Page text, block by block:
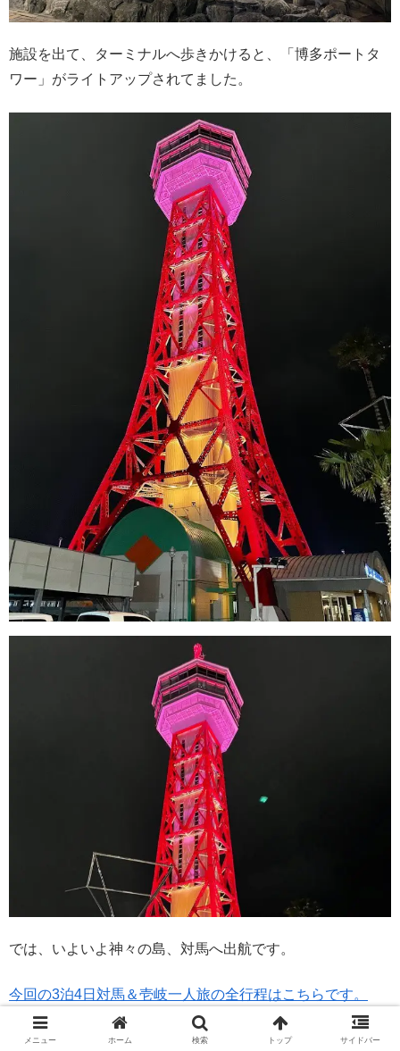
施設を出て、ターミナルへ歩きかけると、「博多ポートタ
ワー」がライトアップされてました。
では、いよいよ神々の島、対馬へ出航です。
今回の3泊4日対馬＆壱岐一人旅の全行程はこちらです。
メニュー ホーム 検索 トップ サイドバー